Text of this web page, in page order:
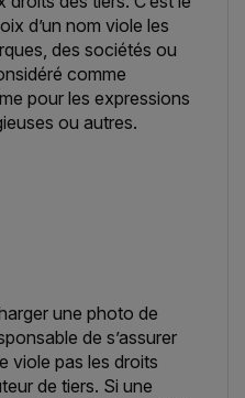
d’un nom viole les
des sociétés ou
comme
pour les expressions
ou autres.
une photo de
de s’assurer
viole pas les droits
de tiers. Si une